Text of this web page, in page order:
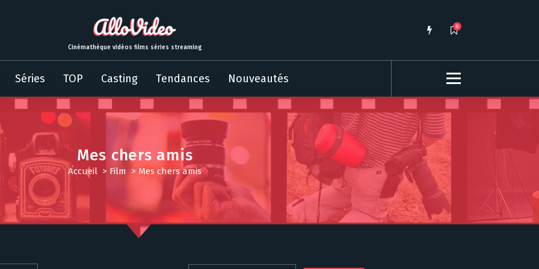
Cinémathèque vidéos films séries streaming
0
Séries TOP Casting Tendances Nouveautés
Mes chers amis
Accueil > Film > Mes chers amis